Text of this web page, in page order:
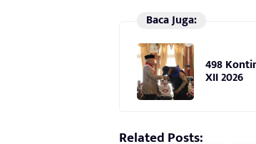
Baca Juga:
498
XII 2026
Related Posts: